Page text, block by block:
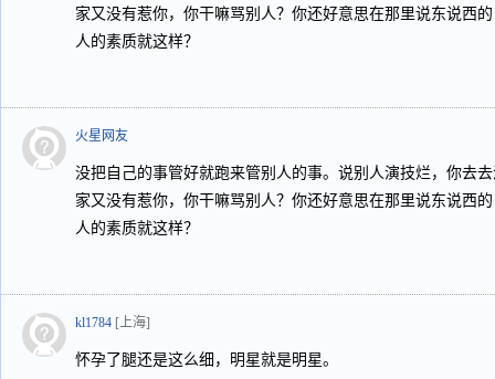
家又没有惹你，你干嘛骂别人？你还好意思在那里说东说西
人的素质就这样？
火星网友
没把自己的事管好就跑来管别人的事。说别人演技烂，你去
家又没有惹你，你干嘛骂别人？你还好意思在那里说东说西
人的素质就这样？
kl1784 [上海]
怀孕了腿还是这么细，明星就是明星。